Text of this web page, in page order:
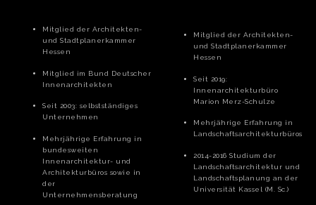
Mitglied der Architekten-
und Stadtplanerkammer
Hessen
Mitglied im Bund Deutscher
Innenarchitekten
Seit 2003: selbstständiges
Unternehmen
Mehrjährige Erfahrung in
bundesweiten
Innenarchitektur- und
Architekturbüros sowie in
der
Unternehmensberatung
Mitglied der Architekten-
und Stadtplanerkammer
Hessen
Seit 2019:
Innenarchitekturbüro
Marion Merz-Schulze
Mehrjährige Erfahrung in
Landschaftsarchitekturbüros
2014-2016 Studium der
Landschaftsarchitektur und
Landschaftsplanung an der
Universität Kassel (M. Sc.)